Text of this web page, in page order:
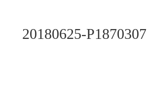
20180625-P1870307